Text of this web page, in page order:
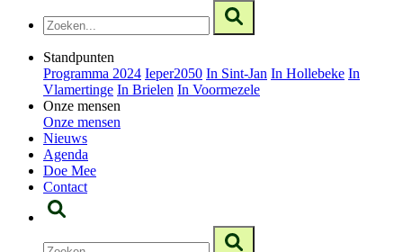
Standpunten
Programma 2024 Ieper2050 In Sint-Jan In Hollebeke In
Vlamertinge In Brielen In Voormezele
Onze mensen
Onze mensen
Nieuws
Agenda
Doe Mee
Contact